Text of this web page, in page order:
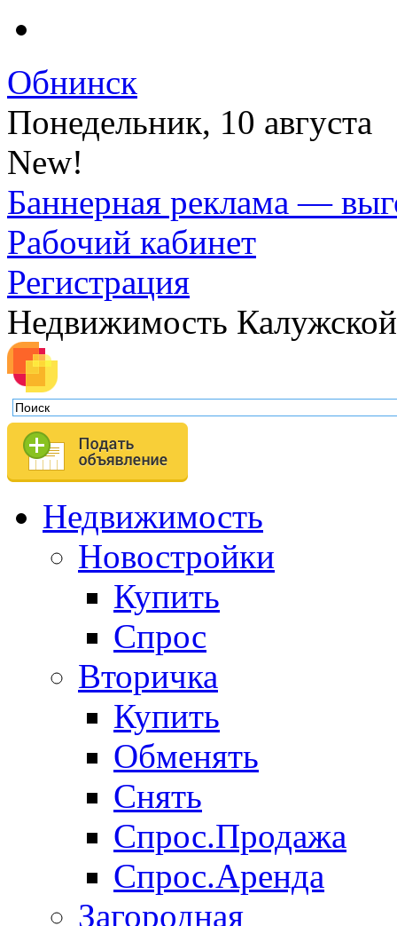
Обнинск
Понедельник, 10 августа
New!
Баннерная реклама —
Рабочий кабинет
Регистрация
Недвижимость
Недвижимость
Новостройки
Купить
Спрос
Вторичка
Купить
Обменять
Снять
Спрос.Продажа
Спрос.Аренда
Загородная